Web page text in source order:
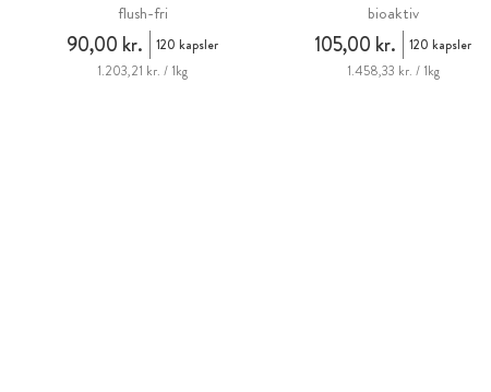
flush-fri
90,00 kr.
120 kapsler
1.203,21 kr. / 1kg
bioaktiv
105,00 kr.
120 kapsler
1.458,33 kr. / 1kg